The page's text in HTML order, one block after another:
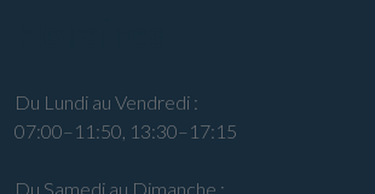
Du Lundi au Vendredi :
07:00–11:50, 13:30–17:15
Du Samedi au Dimanche :